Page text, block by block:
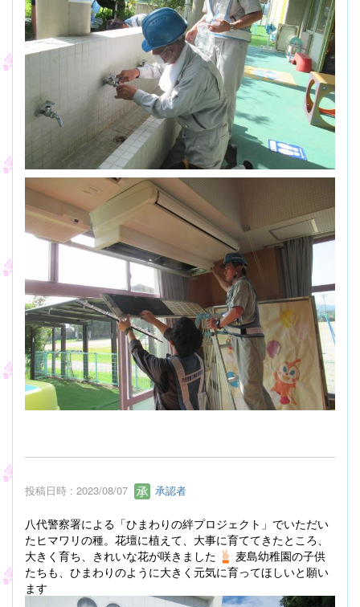
投稿日時 : 2023/08/07 承認者
八代警察署による「ひまわりの絆プロジェクト」でいただい
たヒマワリの種。花壇に植えて、大事に育ててきたところ、
大きく育ち、きれいな花が咲きました
麦島幼稚園の子供
たちも、ひまわりのように大きく元気に育ってほしいと願い
ます